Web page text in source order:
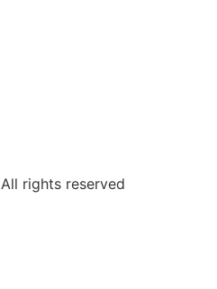
All rights reserved